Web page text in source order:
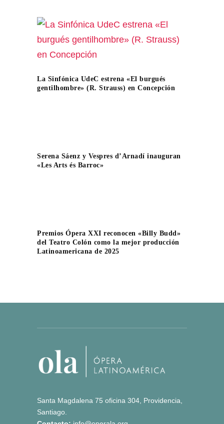
La Sinfónica UdeC estrena «El burgués
gentilhombre» (R. Strauss) en Concepción
Serena Sáenz y Vespres d’Arnadí inauguran
«Les Arts és Barroc»
Premios Ópera XXI reconocen «Billy Budd»
del Teatro Colón como la mejor producción
Latinoamericana de 2025
Santa Magdalena 75 oficina 304, Providencia,
Santiago.